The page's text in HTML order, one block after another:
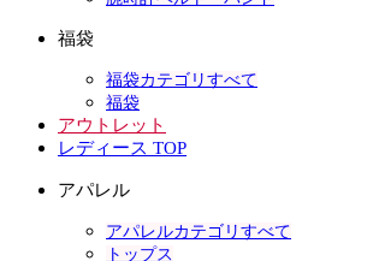
福袋
福袋カテゴリすべて
福袋
アウトレット
レディース TOP
アパレル
アパレルカテゴリすべて
トップス